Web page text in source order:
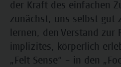
der Kraft des einfachen
zunächst, uns selbst gut
lernen, den Verstand zur
implizites, körperlich
„Felt Sense“ – in den